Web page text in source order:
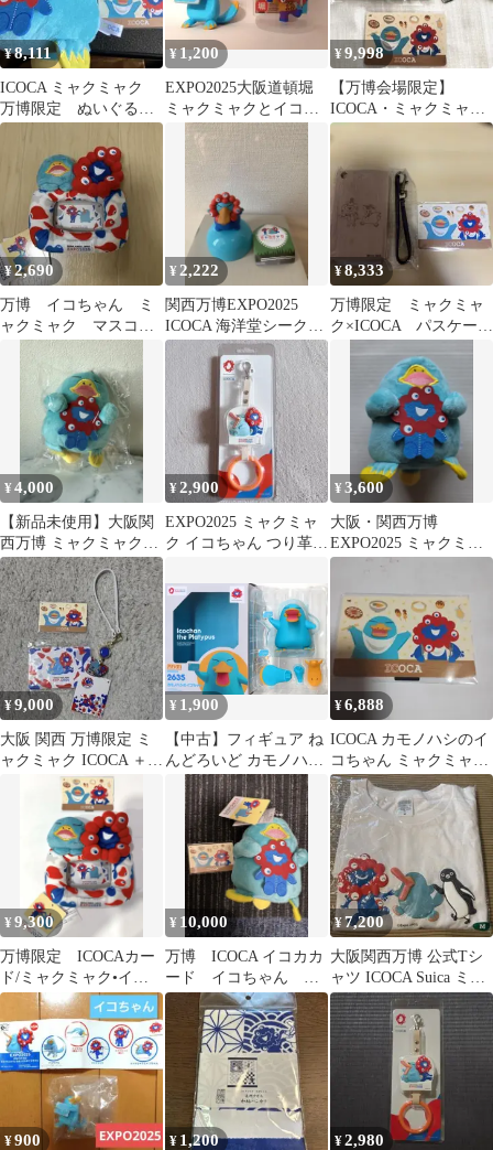
¥8,111
ICOCA ミャクミャク
万博限定 ぬいぐる
み パスケース
¥1,200
EXPO2025大阪道頓堀
ミャクミャクとイコち
ゃんフィギュア
¥9,998
【万博会場限定】
ICOCA・ミャクミャク
イコちゃん 合皮パスケ
ース セット
¥2,690
万博 イコちゃん ミ
ャクミャク マスコッ
ト カードスタンド
¥ 2,222
関西万博EXPO2025
ICOCA 海洋堂シークレ
ットミャクミャク・イ
コちゃん
¥8,333
万博限定 ミャクミャ
ク×ICOCA パスケー
¥4,000
【新品未使用】大阪関
西万博 ミャクミャクイ
コちゃん ver ぬいぐる
みパスケース
¥2,900
EXPO2025 ミャクミャ
ク イコちゃん つり革キ
¥3,600
大阪・関西万博
EXPO2025 ミャクミャ
ク カモノハシ イコちゃ
¥9,000
大阪 関西 万博限定 ミ
ャクミャク ICOCA ＋
合皮パスケース
¥ 1,900
【中古】フィギュア ね
んどろいど カモノハシ
のイコちゃん 「大阪・
関西万博」
¥6,888
ICOCA カモノハシのイ
コちゃん ミャクミャク
コラボカード
¥9,300
万博限定 ICOCAカー
ド/ミャクミャク•イコ
ちゃんカードスタン
ド！
¥ 10,000
万博 ICOCA イコカカ
ード イコちゃん ミ
ャクミャク 大阪関西
万博
¥ 7,200
大阪関西万博 公式Tシ
ャツ ICOCA Suica ミャ
クミャク
¥900 ¥ 1,200 ¥2,980